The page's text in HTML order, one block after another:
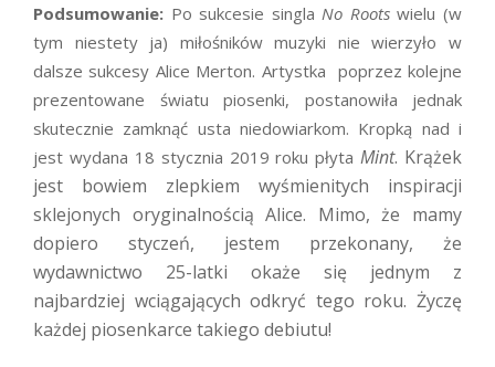
Podsumowanie: Po sukcesie singla No Rootswielu (w
tym niestety ja) miłośników muzyki nie wierzyło w
dalsze sukcesy Alice Merton. Artystka poprzez kolejne
prezentowane światu piosenki, postanowiła jednak
skutecznie zamknąć usta niedowiarkom. Kropką nad i
jest wydana 18 stycznia 2019 roku płyta Mint. Krążek
jest bowiem zlepkiem wyśmienitych inspiracji
sklejonych oryginalnością Alice. Mimo, że mamy
dopiero styczeń, jestem przekonany, że
wydawnictwo 25-latki okaże się jednym z
najbardziej wciągających odkryć tego roku. Życzę
każdej piosenkarce takiego debiutu!